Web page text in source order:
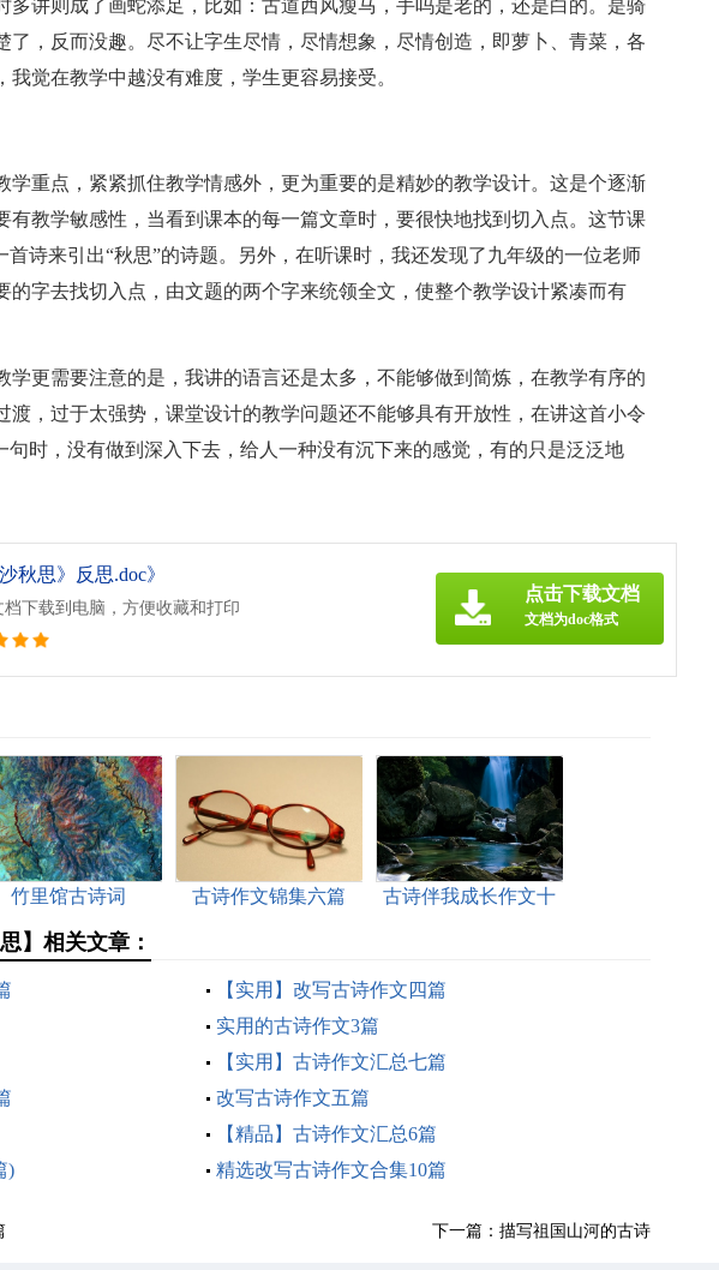
多讲则成了画蛇添足，比如：古道西风瘦马，手吗是老的，还是白的。是骑
了，反而没趣。尽不让字生尽情，尽情想象，尽情创造，即萝卜、青菜，各
觉在教学中越没有难度，学生更容易接受。
学重点，紧紧抓住教学情感外，更为重要的是精妙的教学设计。这是个逐渐
有教学敏感性，当看到课本的每一篇文章时，要很快地找到切入点。这节课
首诗来引出“秋思”的诗题。另外，在听课时，我还发现了九年级的一位老师
的字去找切入点，由文题的两个字来统领全文，使整个教学设计紧凑而有
学更需要注意的是，我讲的语言还是太多，不能够做到简炼，在教学有序的
渡，过于太强势，课堂设计的教学问题还不能够具有开放性，在讲这首小令
句时，没有做到深入下去，给人一种没有沉下来的感觉，有的只是泛泛地
秋思》反思.doc》
档下载到电脑，方便收藏和打印
点击下载文档
文档为doc格式
竹里馆古诗词 古诗作文锦集六篇
古诗伴我成长作文十
】相关文章：
【实用】改写古诗作文四篇
实用的古诗作文3篇
【实用】古诗作文汇总七篇
改写古诗作文五篇
【精品】古诗作文汇总6篇
)
精选改写古诗作文合集10篇
下一篇： 描写祖国山河的古诗